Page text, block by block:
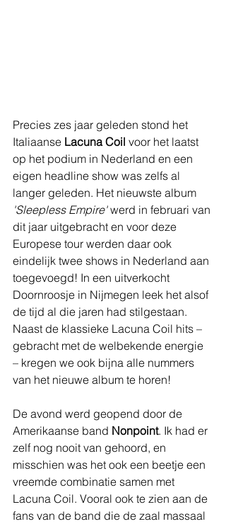
Precies zes jaar geleden stond het
Italiaanse Lacuna Coil voor het laatst
op het podium in Nederland en een
eigen headline show was zelfs al
langer geleden. Het nieuwste album
'Sleepless Empire' werd in februari van
dit jaar uitgebracht en voor deze
Europese tour werden daar ook
eindelijk twee shows in Nederland aan
toegevoegd! In een uitverkocht
Doornroosje in Nijmegen leek het alsof
de tijd al die jaren had stilgestaan.
Naast de klassieke Lacuna Coil hits –
gebracht met de welbekende energie
– kregen we ook bijna alle nummers
van het nieuwe album te horen!
De avond werd geopend door de
Amerikaanse band Nonpoint. Ik had er
zelf nog nooit van gehoord, en
misschien was het ook een beetje een
vreemde combinatie samen met
Lacuna Coil. Vooral ook te zien aan de
fans van de band die de zaal massaal